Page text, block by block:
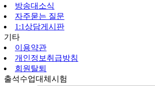
방송대소식
자주묻는 질문
1:1상담게시판
기타
이용약관
개인정보취급방침
회원탈퇴
출석수업대체시험